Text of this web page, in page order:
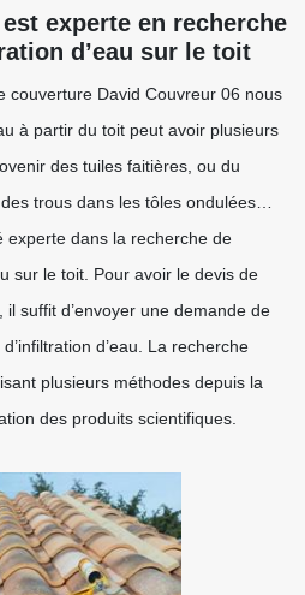
experte en recherche
d’eau sur le toit
couverture David Couvreur 06 nous
à partir du toit peut avoir plusieurs
des tuiles faitières, ou du
trous dans les tôles ondulées…
experte dans la recherche de
sur le toit. Pour avoir le devis de
suffit d’envoyer une demande de
d’eau. La recherche
plusieurs méthodes depuis la
des produits scientifiques.